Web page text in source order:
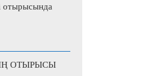
отырысында
ОТЫРЫСЫ